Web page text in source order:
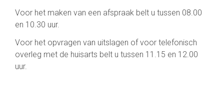
Voor het maken van een afspraak belt u tussen 08.00
en 10.30 uur.
Voor het opvragen van uitslagen of voor telefonisch
overleg met de huisarts belt u tussen 11.15 en 12.00
uur.